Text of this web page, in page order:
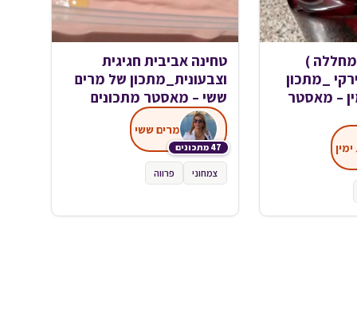
)
_מתכון
– מאסטר
טחינה אביבית חגיגית
וצבעונית_מתכון של מרים
ששי – מאסטר מתכונים
47 מתכונים
מרים ששי
צמחוני פרווה